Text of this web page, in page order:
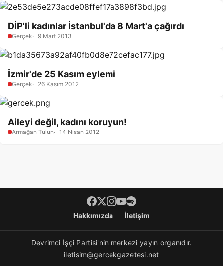
DİP'li kadınlar İstanbul'da 8 Mart'a çağırdı
Gerçek 9 Mart 2013
İzmir'de 25 Kasım eylemi
Gerçek 26 Kasım 2012
Aileyi değil, kadını koruyun!
Armağan Tulun 14 Nisan 2012
Footer menüHakkımızda İletişim
Devrimci İşçi Partisi'nin merkezi yayın organıdır.
iletisim@gercekgazetesi.net